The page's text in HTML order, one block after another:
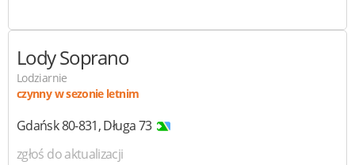
Lody Soprano
Lodziarnie
czynny w sezonie letnim
Gdańsk80-831,Długa 73
zgłoś do aktualizacji